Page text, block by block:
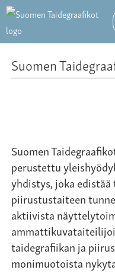
Suomen
Suomen
perustettu
yhdistys, joka
piirustustaiteen
aktiivista
taidegrafiikan ja
monimuotoista